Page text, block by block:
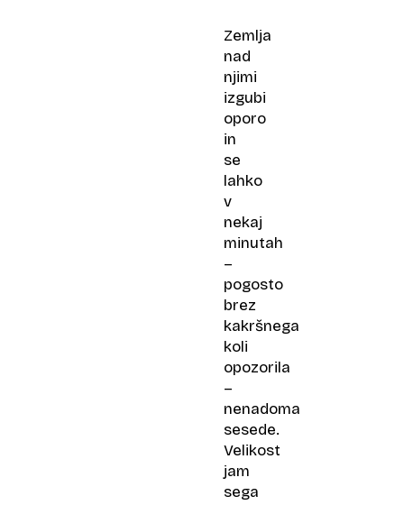
Zemlja
nad
njimi
izgubi
oporo
in
se
lahko
v
nekaj
minutah
–
pogosto
brez
kakršnega
koli
opozorila
–
nenadoma
sesede.
Velikost
jam
sega